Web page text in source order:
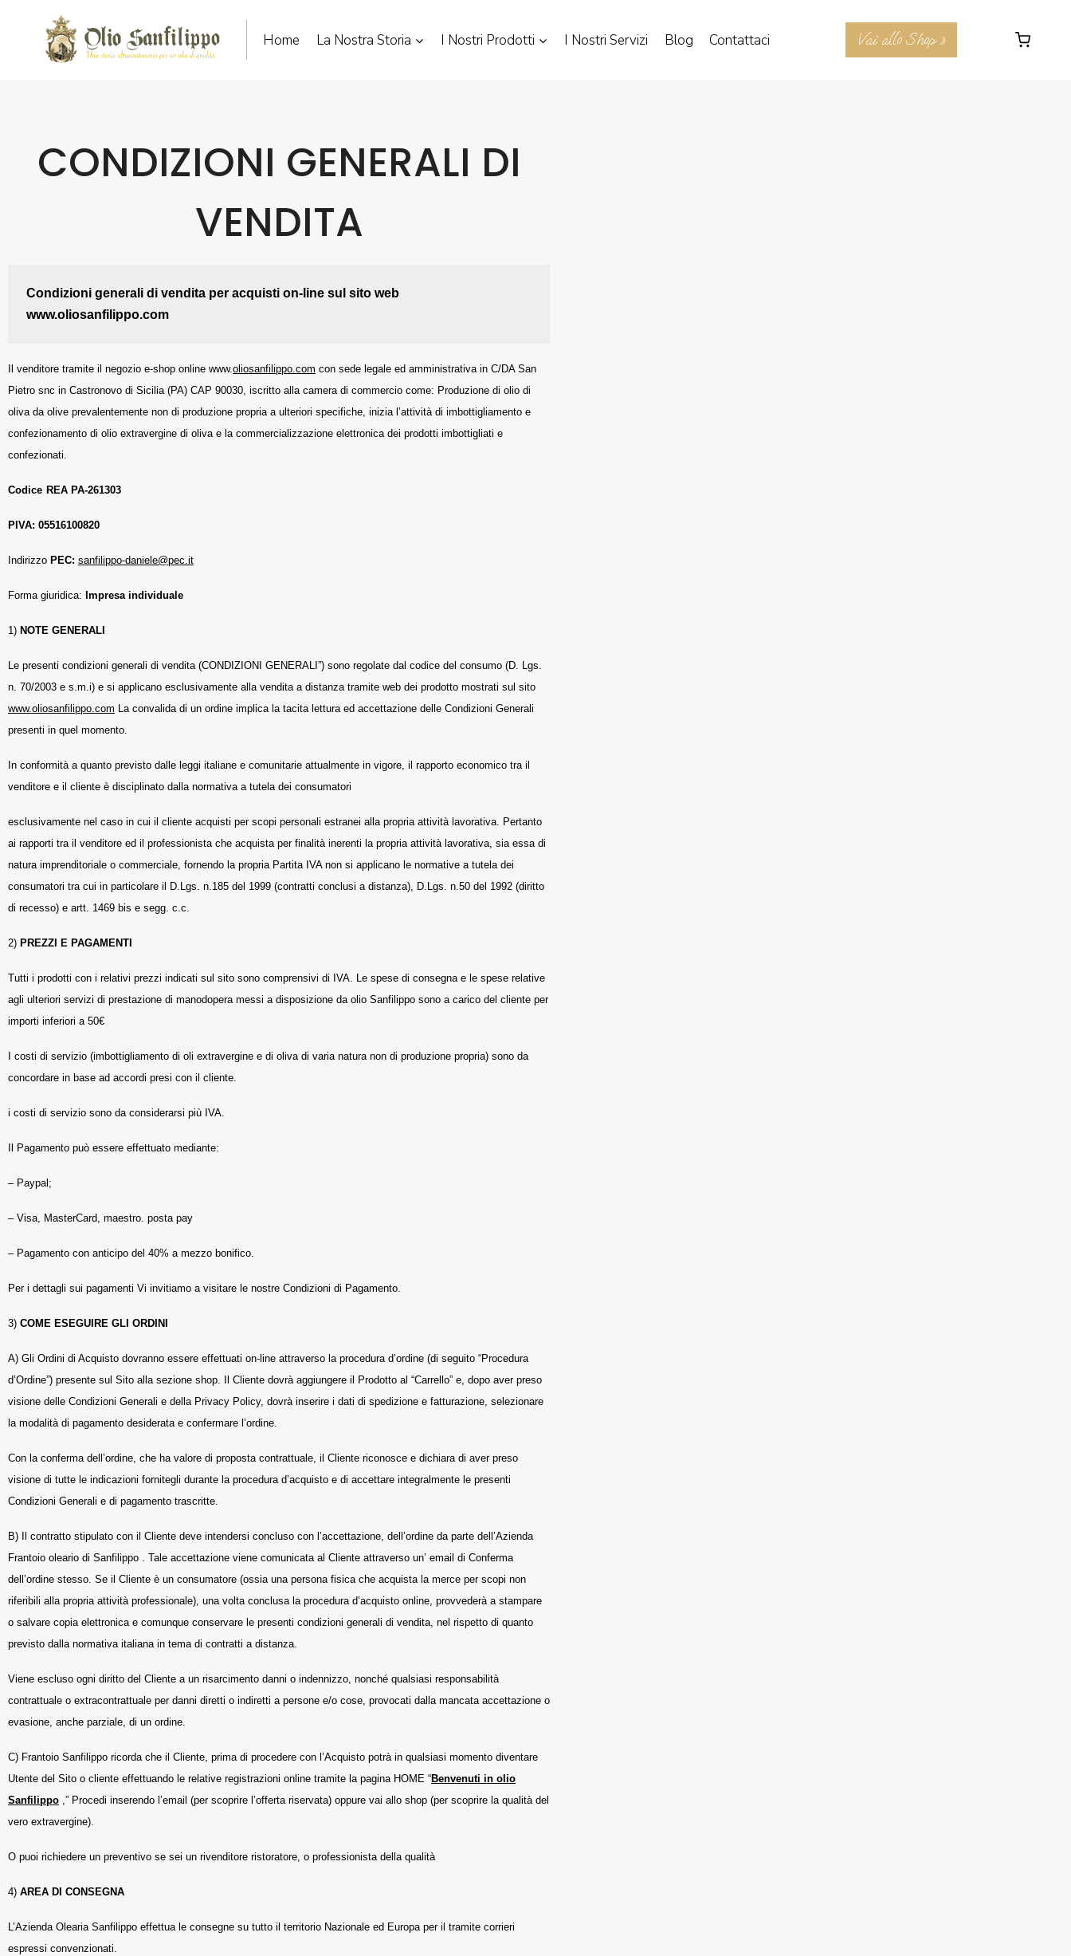
Home La Nostra Storia I Nostri Prodotti I Nostri Servizi Blog Contattaci Vai allo Shop »
CONDIZIONI GENERALI DI
VENDITA
Condizioni generali di vendita per acquisti on-line sul sito web
www.oliosanfilippo.com
Il venditore tramite il negozio e-shop online www.oliosanfilippo.com con sede legale ed amministrativa in C/DA San
Pietro snc in Castronovo di Sicilia (PA) CAP 90030, iscritto alla camera di commercio come: Produzione di olio di
oliva da olive prevalentemente non di produzione propria a ulteriori specifiche, inizia l’attività di imbottigliamento e
confezionamento di olio extravergine di oliva e la commercializzazione elettronica dei prodotti imbottigliati e
confezionati.
Codice REA PA-261303
PIVA: 05516100820
Indirizzo PEC: sanfilippo-daniele@pec.it
Forma giuridica: Impresa individuale
1) NOTE GENERALI
Le presenti condizioni generali di vendita (CONDIZIONI GENERALI”) sono regolate dal codice del consumo (D. Lgs.
n. 70/2003 e s.m.i) e si applicano esclusivamente alla vendita a distanza tramite web dei prodotto mostrati sul sito
www.oliosanfilippo.com La convalida di un ordine implica la tacita lettura ed accettazione delle Condizioni Generali
presenti in quel momento.
In conformità a quanto previsto dalle leggi italiane e comunitarie attualmente in vigore, il rapporto economico tra il
venditore e il cliente è disciplinato dalla normativa a tutela dei consumatori
esclusivamente nel caso in cui il cliente acquisti per scopi personali estranei alla propria attività lavorativa. Pertanto
ai rapporti tra il venditore ed il professionista che acquista per finalità inerenti la propria attività lavorativa, sia essa di
natura imprenditoriale o commerciale, fornendo la propria Partita IVA non si applicano le normative a tutela dei
consumatori tra cui in particolare il D.Lgs. n.185 del 1999 (contratti conclusi a distanza), D.Lgs. n.50 del 1992 (diritto
di recesso) e artt. 1469 bis e segg. c.c.
2) PREZZI E PAGAMENTI
Tutti i prodotti con i relativi prezzi indicati sul sito sono comprensivi di IVA. Le spese di consegna e le spese relative
agli ulteriori servizi di prestazione di manodopera messi a disposizione da olio Sanfilippo sono a carico del cliente per
importi inferiori a 50€
I costi di servizio (imbottigliamento di oli extravergine e di oliva di varia natura non di produzione propria) sono da
concordare in base ad accordi presi con il cliente.
i costi di servizio sono da considerarsi più IVA.
Il Pagamento può essere effettuato mediante:
– Paypal;
– Visa, MasterCard, maestro. posta pay
– Pagamento con anticipo del 40% a mezzo bonifico.
Per i dettagli sui pagamenti Vi invitiamo a visitare le nostre Condizioni di Pagamento.
3) COME ESEGUIRE GLI ORDINI
A) Gli Ordini di Acquisto dovranno essere effettuati on-line attraverso la procedura d’ordine (di seguito “Procedura
d’Ordine”) presente sul Sito alla sezione shop. Il Cliente dovrà aggiungere il Prodotto al “Carrello” e, dopo aver preso
visione delle Condizioni Generali e della Privacy Policy, dovrà inserire i dati di spedizione e fatturazione, selezionare
la modalità di pagamento desiderata e confermare l’ordine.
Con la conferma dell’ordine, che ha valore di proposta contrattuale, il Cliente riconosce e dichiara di aver preso
visione di tutte le indicazioni fornitegli durante la procedura d’acquisto e di accettare integralmente le presenti
Condizioni Generali e di pagamento trascritte.
B) Il contratto stipulato con il Cliente deve intendersi concluso con l’accettazione, dell’ordine da parte dell’Azienda
Frantoio oleario di Sanfilippo . Tale accettazione viene comunicata al Cliente attraverso un’ email di Conferma
dell’ordine stesso. Se il Cliente è un consumatore (ossia una persona fisica che acquista la merce per scopi non
riferibili alla propria attività professionale), una volta conclusa la procedura d’acquisto online, provvederà a stampare
o salvare copia elettronica e comunque conservare le presenti condizioni generali di vendita, nel rispetto di quanto
previsto dalla normativa italiana in tema di contratti a distanza.
Viene escluso ogni diritto del Cliente a un risarcimento danni o indennizzo, nonché qualsiasi responsabilità
contrattuale o extracontrattuale per danni diretti o indiretti a persone e/o cose, provocati dalla mancata accettazione o
evasione, anche parziale, di un ordine.
C) Frantoio Sanfilippo ricorda che il Cliente, prima di procedere con l’Acquisto potrà in qualsiasi momento diventare
Utente del Sito o cliente effettuando le relative registrazioni online tramite la pagina HOME “Benvenuti in olio
Sanfilippo ,” Procedi inserendo l’email (per scoprire l’offerta riservata) oppure vai allo shop (per scoprire la qualità del
vero extravergine).
O puoi richiedere un preventivo se sei un rivenditore ristoratore, o professionista della qualità
4) AREA DI CONSEGNA
L’Azienda Olearia Sanfilippo effettua le consegne su tutto il territorio Nazionale ed Europa per il tramite corrieri
espressi convenzionati.